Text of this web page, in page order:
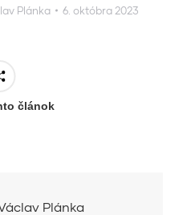
Plánka 6. októbra 2023
článok
Plánka